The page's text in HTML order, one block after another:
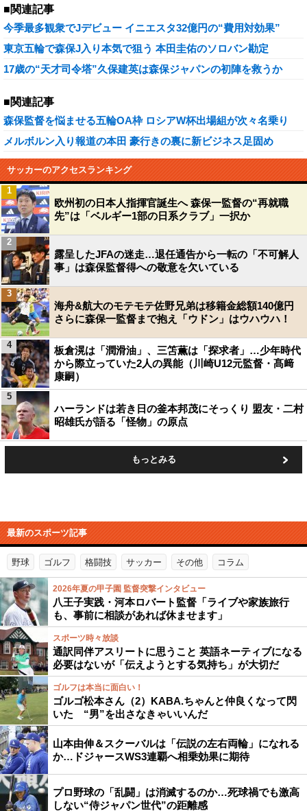
■関連記事
今季最多観衆でJデビュー イニエスタ32億円の“費用対効果”
東京五輪で森保J入り本気で狙う 本田圭佑のソロバン勘定
17歳の“天才司令塔”久保建英は森保ジャパンの初陣を救うか
■関連記事
森保監督を悩ませる五輪OA枠 ロシアW杯出場組が次々名乗り
メルボルン入り報道の本田 豪行きの裏に新ビジネス足固め
サッカーのアクセスランキング
欧州初の日本人指揮官誕生へ 森保一監督の“再就職
先”は「ベルギー1部の日系クラブ」一択か
1
露呈したJFAの迷走…退任通告から一転の「不可解人
事」は森保監督得への敬意を欠いている
2
海舟&航大のモテモテ佐野兄弟は移籍金総額140億円
さらに森保一監督まで抱え「ウドン」はウハウハ！
3
板倉滉は「潤滑油」、三笘薫は「探求者」…少年時代
から際立っていた2人の異能（川崎U12元監督・髙﨑
康嗣）
4
ハーランドは若き日の釜本邦茂にそっくり 盟友・二村
昭雄氏が語る「怪物」の原点
5
もっとみる
最新のスポーツ記事
野球 ゴルフ 格闘技 サッカー その他 コラム
2026年夏の甲子園 監督突撃インタビュー
八王子実践・河本ロバート監督「ライブや家族旅行
も、事前に相談があれば休ませます」
スポーツ時々放談
通訳同伴アスリートに思うこと 英語ネーティブになる
必要はないが「伝えようとする気持ち」が大切だ
ゴルフは本当に面白い！
ゴルゴ松本さん（2）KABA.ちゃんと仲良くなって閃
いた “男”を出さなきゃいいんだ
山本由伸＆スクーバルは「伝説の左右両輪」になれる
か…ドジャースWS3連覇へ相乗効果に期待
プロ野球の「乱闘」は消滅するのか…死球禍でも激高
しない“侍ジャパン世代”の距離感